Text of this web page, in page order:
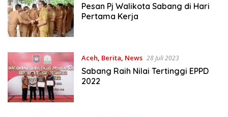
Pesan Pj Walikota Sabang di Hari
Pertama Kerja
Aceh, Berita, News 28 Juli 2023
Sabang Raih Nilai Tertinggi EPPD
2022